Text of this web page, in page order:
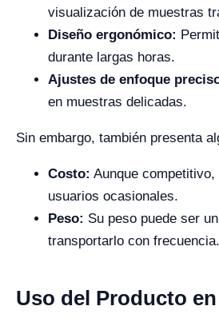
visualización de muestras
Diseño ergonómico:
durante largas horas.
Ajustes de enfoque
en muestras delicadas.
Sin embargo, también presenta
Costo: Aunque
usuarios ocasionales.
Peso: Su peso puede ser
transportarlo con frecuencia.
Uso del Producto